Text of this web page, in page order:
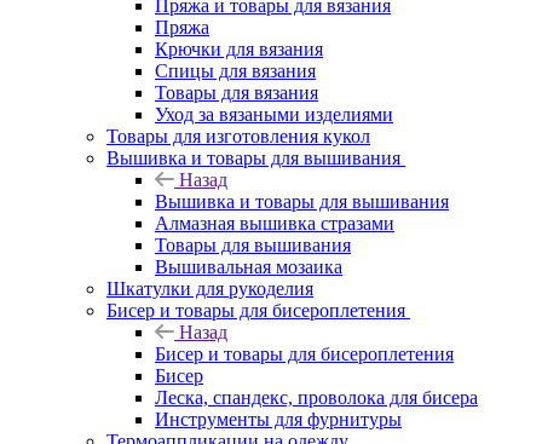
Пряжа и товары для вязания
Пряжа
Крючки для вязания
Спицы для вязания
Товары для вязания
Уход за вязаными изделиями
Товары для изготовления кукол
Вышивка и товары для вышивания
Назад
Вышивка и товары для вышивания
Алмазная вышивка стразами
Товары для вышивания
Вышивальная мозаика
Шкатулки для рукоделия
Бисер и товары для бисероплетения
Назад
Бисер и товары для бисероплетения
Бисер
Леска, спандекс, проволока для бисера
Инструменты для фурнитуры